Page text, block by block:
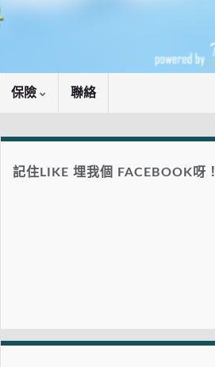
保險 聯絡
記住LIKE 埋我個 FACEBOOK呀！